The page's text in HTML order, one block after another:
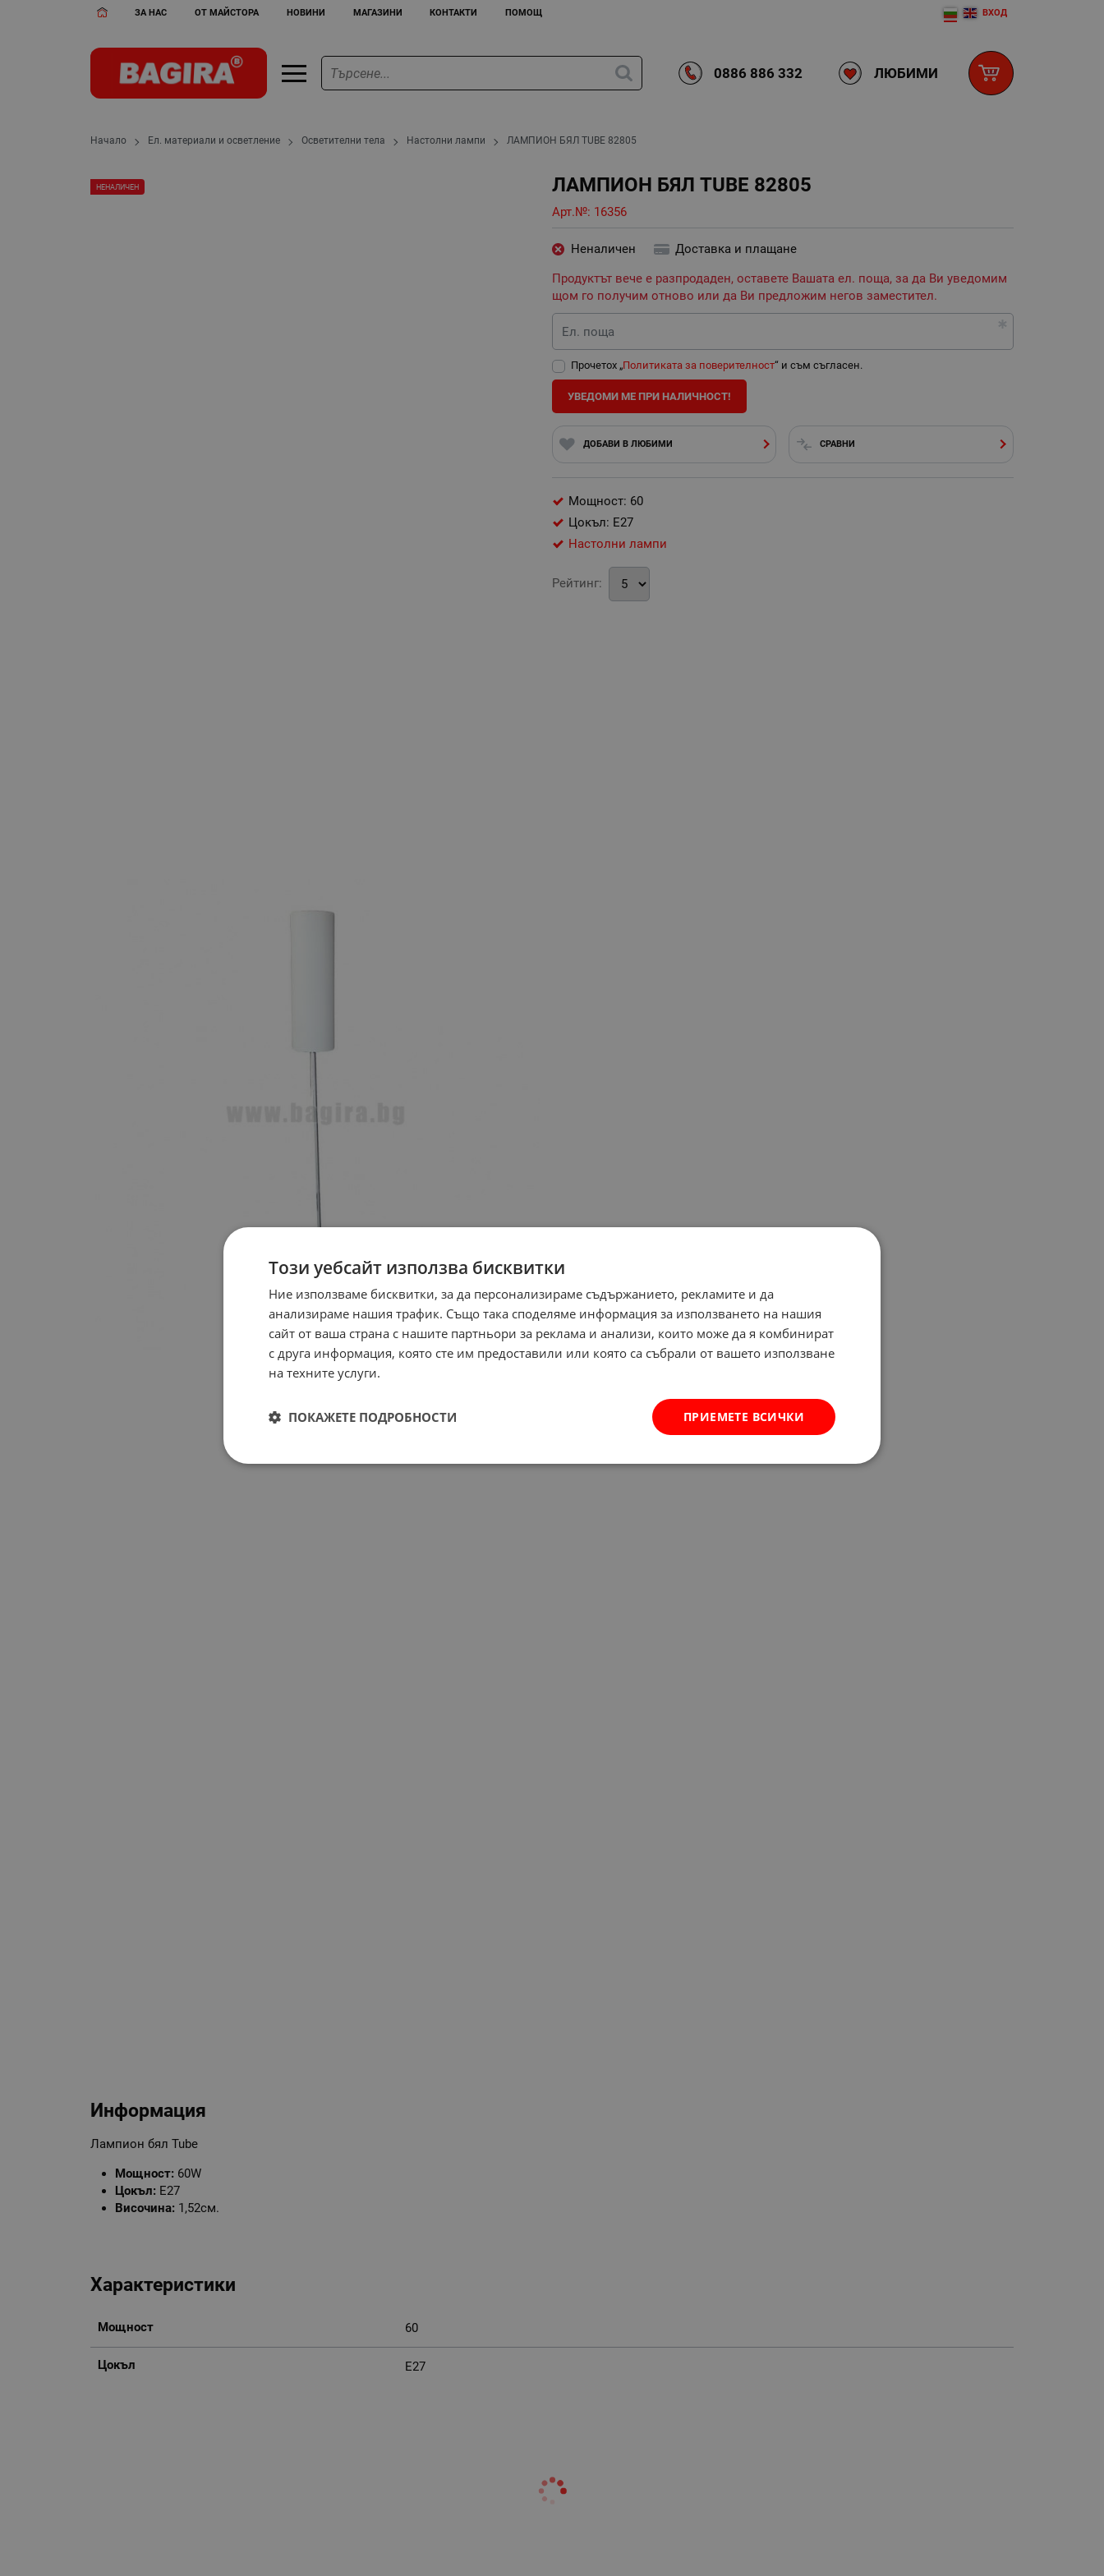
ЗА НАС ОТ МАЙСТОРА НОВИНИ МАГАЗИНИ КОНТАКТИ ПОМОЩ ВХОД
0886 886 332 ЛЮБИМИ
Начало Ел. материали и осветление Осветителни тела Настолни лампи ЛАМПИОН БЯЛ TUBE 82805
ЛАМПИОН БЯЛ TUBE 82805
Арт.№: 16356
НЕНАЛИЧЕН
Неналичен
Доставка и плащане
Продуктът вече е разпродаден, оставете Вашата ел. поща, за да Ви уведомим
щом го получим отново или да Ви предложим негов заместител.
Ел. поща
Прочетох „Политиката за поверителност“ и съм съгласен.
УВЕДОМИ МЕ ПРИ НАЛИЧНОСТ!
ДОБАВИ В ЛЮБИМИ СРАВНИ
Мощност: 60
Цокъл: E27
Настолни лампи
Рейтинг:
Информация
Лампион бял Tube
Мощност: 60W
Цокъл: E27
Височина: 1,52см.
Характеристики
Мощност 60
Цокъл E27
Този уебсайт използва бисквитки
Ние използваме бисквитки, за да персонализираме съдържанието, рекламите и да
анализираме нашия трафик. Също така споделяме информация за използването на нашия
сайт от ваша страна с нашите партньори за реклама и анализи, които може да я комбинират
с друга информация, която сте им предоставили или която са събрали от вашето използване
на техните услуги.
ПРИЕМЕТЕ ВСИЧКИ
ПОКАЖЕТЕ ПОДРОБНОСТИ